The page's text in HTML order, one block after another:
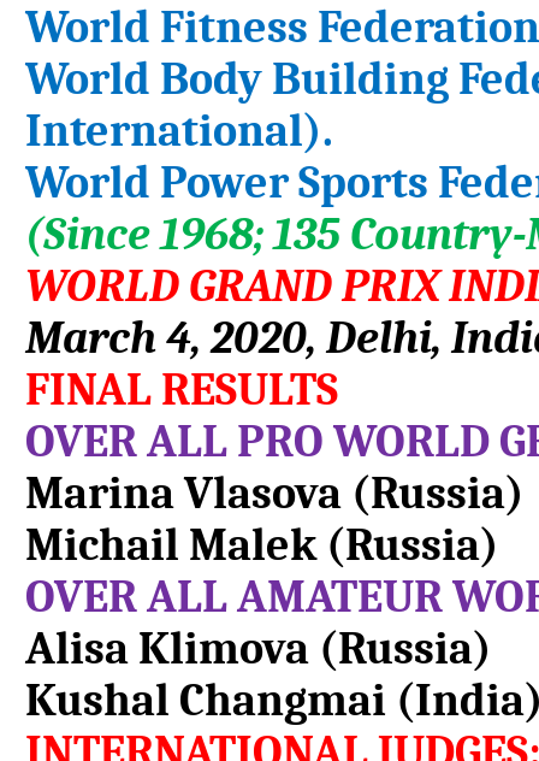
World Fitness
World Body Building
International).
World Power Sports
(Since 1968; 135
WORLD GRAND PRIX
March 4, 2020, Delhi,
FINAL RESULTS
OVER ALL PRO WORLD
Marina Vlasova (Russia)
Michail Malek (Russia)
OVER ALL AMATEUR
Alisa Klimova (Russia)
Kushal Changmai